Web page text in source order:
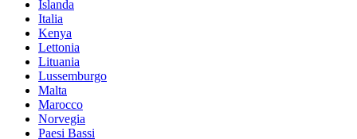
Islanda
Italia
Kenya
Lettonia
Lituania
Lussemburgo
Malta
Marocco
Norvegia
Paesi Bassi